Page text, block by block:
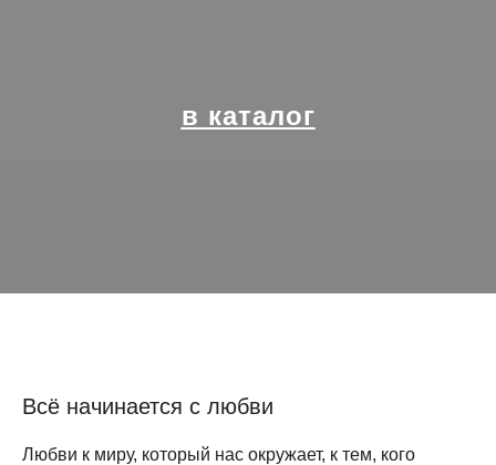
в каталог
Всё начинается с любви
Любви к миру, который нас окружает, к тем, кого